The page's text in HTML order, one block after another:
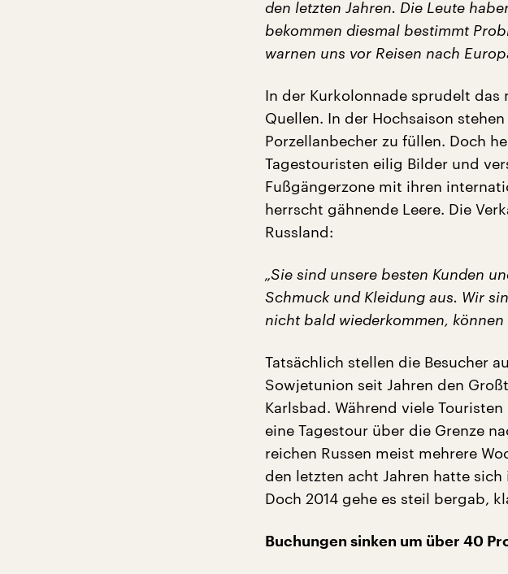
den letzten Jahren. Die Leute
bekommen diesmal bestimmt
warnen uns vor Reisen nach
In der Kurkolonnade sprudelt das
Quellen. In der Hochsaison
Porzellanbecher zu füllen. Doch
Tagestouristen eilig Bilder und
Fußgängerzone mit ihren
herrscht gähnende Leere. Die
Russland:
„Sie sind unsere besten Kunden
Schmuck und Kleidung aus. Wir
nicht bald wiederkommen,
Tatsächlich stellen die Besucher
Sowjetunion seit Jahren den
Karlsbad. Während viele
eine Tagestour über die Grenze
reichen Russen meist mehrere
den letzten acht Jahren hatte
Doch 2014 gehe es steil bergab,
Buchungen sinken um über 40